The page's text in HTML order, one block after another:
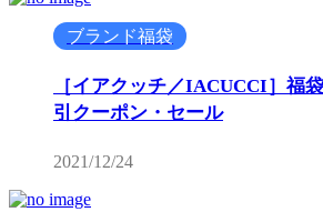
ブランド福袋
［イアクッチ／IACUCCI］福
引クーポン・セール
2021/12/24